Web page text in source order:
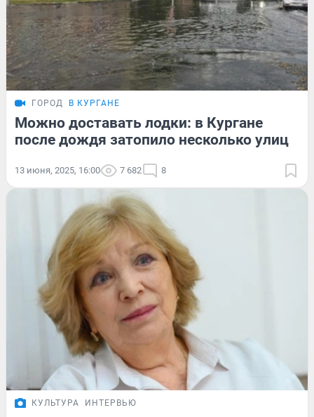
ГОРОД В КУРГАНЕ
Можно доставать лодки: в Кургане
после дождя затопило несколько улиц
13 июня, 2025, 16:00 7 682 8
КУЛЬТУРА ИНТЕРВЬЮ